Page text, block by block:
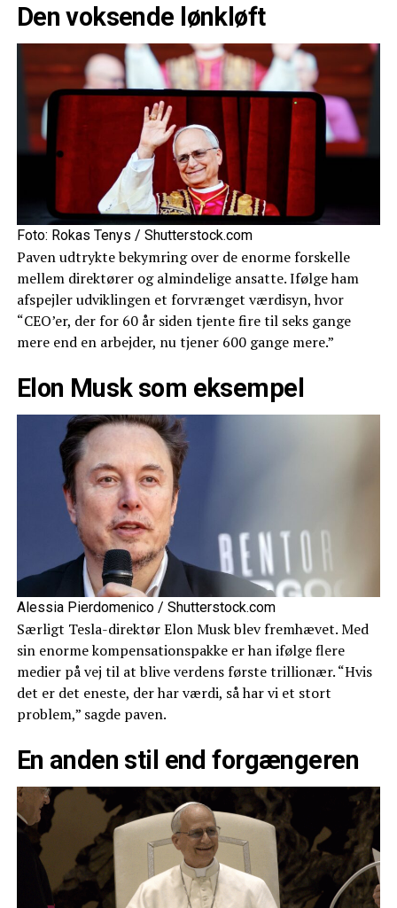
Den voksende lønkløft
Foto: Rokas Tenys / Shutterstock.com
Paven udtrykte bekymring over de enorme forskelle
mellem direktører og almindelige ansatte. Ifølge ham
afspejler udviklingen et forvrænget værdisyn, hvor
“CEO’er, der for 60 år siden tjente fire til seks gange
mere end en arbejder, nu tjener 600 gange mere.”
Elon Musk som eksempel
Alessia Pierdomenico / Shutterstock.com
Særligt Tesla-direktør Elon Musk blev fremhævet. Med
sin enorme kompensationspakke er han ifølge flere
medier på vej til at blive verdens første trillionær. “Hvis
det er det eneste, der har værdi, så har vi et stort
problem,” sagde paven.
En anden stil end forgængeren